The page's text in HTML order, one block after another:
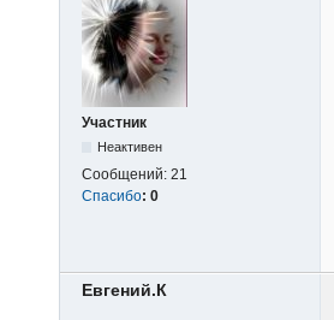
Участник
Неактивен
Сообщений: 21
Спасибо: 0
Евгений.К